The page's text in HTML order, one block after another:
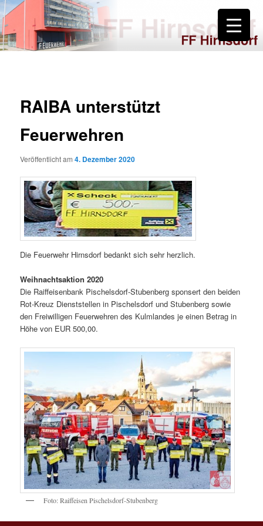
Zum
primären
Inhalt
springenFF Hirnsdorf
RAIBA unterstützt
Feuerwehren
Veröffentlicht am4. Dezember 2020
Die Feuerwehr Hirnsdorf bedankt sich sehr herzlich.
Weihnachtsaktion 2020
Die Raiffeisenbank Pischelsdorf-Stubenberg sponsert den beiden
Rot-Kreuz Dienststellen in Pischelsdorf und Stubenberg sowie
den Freiwilligen Feuerwehren des Kulmlandes je einen Betrag in
Höhe von EUR 500,00.
Foto: Raiffeisen Pischelsdorf-Stubenberg